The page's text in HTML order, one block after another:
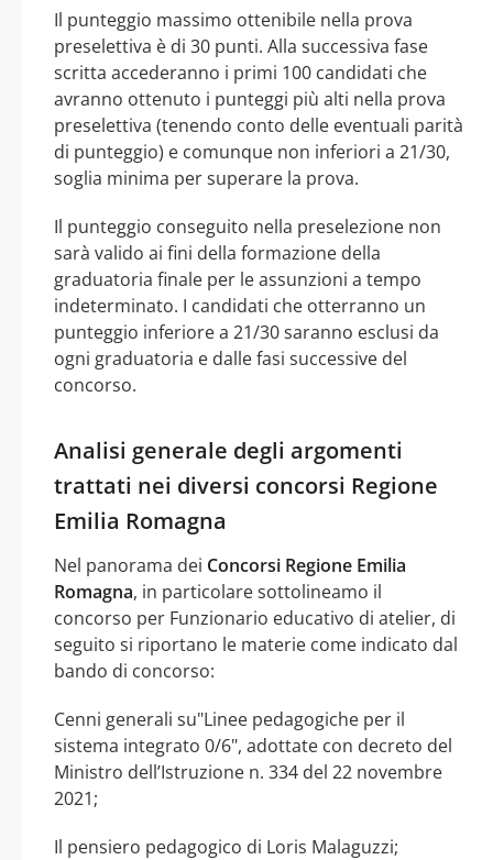
Il punteggio massimo ottenibile nella prova
preselettiva è di 30 punti. Alla successiva fase
scritta accederanno i primi 100 candidati che
avranno ottenuto i punteggi più alti nella prova
preselettiva (tenendo conto delle eventuali parità
di punteggio) e comunque non inferiori a 21/30,
soglia minima per superare la prova.
Il punteggio conseguito nella preselezione non
sarà valido ai fini della formazione della
graduatoria finale per le assunzioni a tempo
indeterminato. I candidati che otterranno un
punteggio inferiore a 21/30 saranno esclusi da
ogni graduatoria e dalle fasi successive del
concorso.
Analisi generale degli argomenti
trattati nei diversi concorsi Regione
Emilia Romagna
Nel panorama dei Concorsi Regione Emilia
Romagna, in particolare sottolineamo il
concorso per Funzionario educativo di atelier, di
seguito si riportano le materie come indicato dal
bando di concorso:
Cenni generali su"Linee pedagogiche per il
sistema integrato 0/6", adottate con decreto del
Ministro dell’Istruzione n. 334 del 22 novembre
2021;
Il pensiero pedagogico di Loris Malaguzzi;